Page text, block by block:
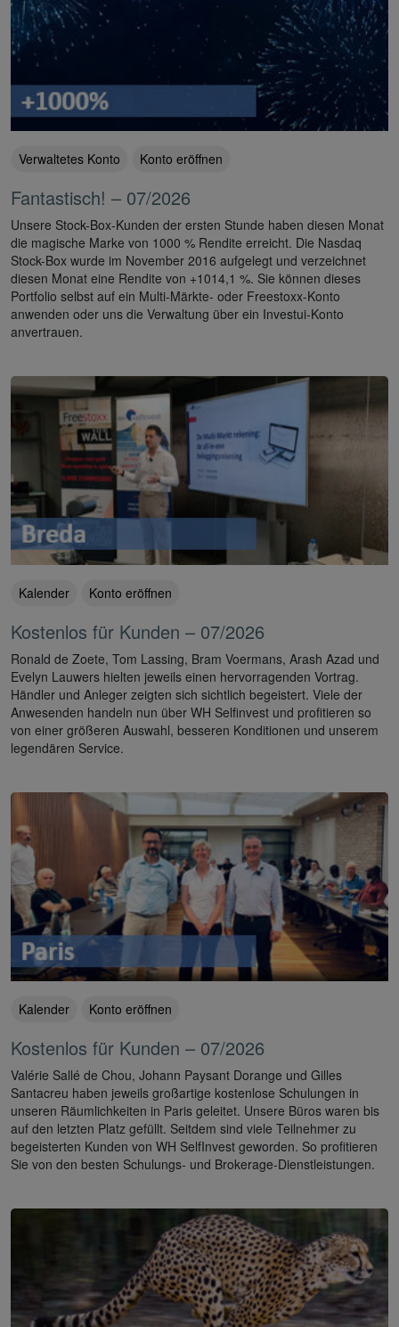
Verwaltetes Konto Konto eröffnen
Fantastisch! – 07/2026
Unsere Stock-Box-Kunden der ersten Stunde haben diesen Monat
die magische Marke von 1000 % Rendite erreicht. Die Nasdaq
Stock-Box wurde im November 2016 aufgelegt und verzeichnet
diesen Monat eine Rendite von +1014,1 %. Sie können dieses
Portfolio selbst auf ein Multi-Märkte- oder Freestoxx-Konto
anwenden oder uns die Verwaltung über ein Investui-Konto
anvertrauen.
Kalender Konto eröffnen
Kostenlos für Kunden – 07/2026
Ronald de Zoete, Tom Lassing, Bram Voermans, Arash Azad und
Evelyn Lauwers hielten jeweils einen hervorragenden Vortrag.
Händler und Anleger zeigten sich sichtlich begeistert. Viele der
Anwesenden handeln nun über WH Selfinvest und profitieren so
von einer größeren Auswahl, besseren Konditionen und unserem
legendären Service.
Kalender Konto eröffnen
Kostenlos für Kunden – 07/2026
Valérie Sallé de Chou, Johann Paysant Dorange und Gilles
Santacreu haben jeweils großartige kostenlose Schulungen in
unseren Räumlichkeiten in Paris geleitet. Unsere Büros waren bis
auf den letzten Platz gefüllt. Seitdem sind viele Teilnehmer zu
begeisterten Kunden von WH SelfInvest geworden. So profitieren
Sie von den besten Schulungs- und Brokerage-Dienstleistungen.